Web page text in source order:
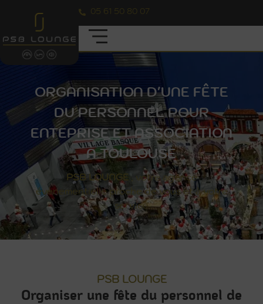
05 61 50 80 07
ORGANISATION D'UNE FÊTE
DU PERSONNEL POUR
ENTEPRISE ET ASSOCIATION
À TOULOUSE
PSB LOUNGE , votre agence
évènementielle proche de vous et à votre
service
PSB LOUNGE
Organiser une fête du personnel de